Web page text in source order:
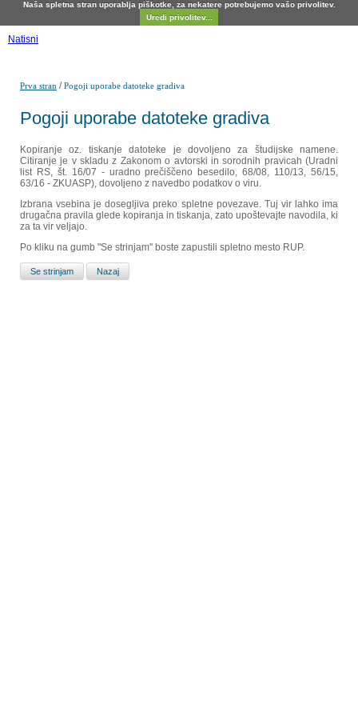
Naša spletna stran uporablja piškotke, za nekatere potrebujemo vašo privolitev.
Uredi privolitev...
Natisni
Prva stran /Pogoji uporabe datoteke gradiva
Pogoji uporabe datoteke gradiva
Kopiranje oz. tiskanje datoteke je dovoljeno za študijske namene.
Citiranje je v skladu z Zakonom o avtorski in sorodnih pravicah (Uradni
list RS, št. 16/07 - uradno prečiščeno besedilo, 68/08, 110/13, 56/15,
63/16 - ZKUASP), dovoljeno z navedbo podatkov o viru.
Izbrana vsebina je dosegljiva preko spletne povezave. Tuj vir lahko ima
drugačna pravila glede kopiranja in tiskanja, zato upoštevajte navodila, ki
za ta vir veljajo.
Po kliku na gumb "Se strinjam" boste zapustili spletno mesto RUP.